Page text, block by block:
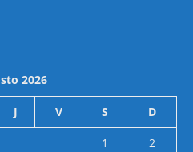
2026
J V S D
1
2